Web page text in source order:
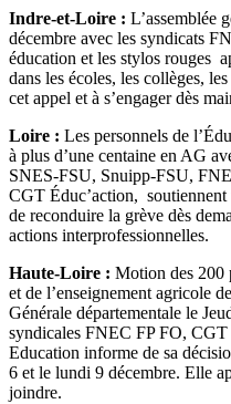
Indre-et-Loire : L’assemblée
décembre avec les syndicats
éducation et les stylos rouges
dans les écoles, les collèges,
cet appel et à s’engager dès
Loire : Les personnels de
à plus d’une centaine en AG
SNES-FSU, Snuipp-FSU,
CGT Éduc’action,
de reconduire la grève dès
actions interprofessionnelles.
Haute-Loire : Motion des 200
et de l’enseignement agricole
Générale départementale le
syndicales FNEC FP FO,
Education informe de sa
6 et le lundi 9 décembre. Elle
joindre.